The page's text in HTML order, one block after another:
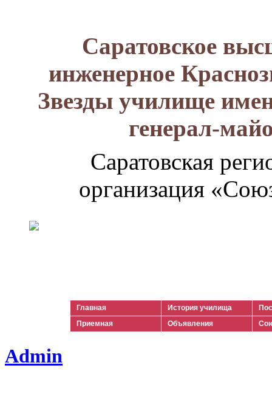
Саратовское
инженерное
Звезды училище
генерал-
Саратовская
организация
Главная История училища
Приемная
Объявления
Admin